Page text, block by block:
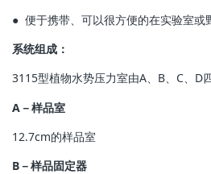
● 便于携带、可以很方便的在实验室或
系统组成：
3115型植物水势压力室由A、B、C、D
A－样品室
12.7cm的样品室
B－样品固定器